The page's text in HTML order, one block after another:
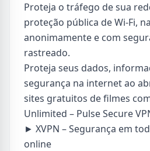
Proteja o tráfego de sua
proteção pública de Wi-Fi,
anonimamente e com
rastreado.
Proteja seus dados,
segurança na internet ao
sites gratuitos de filmes
Unlimited – Pulse Secure
► XVPN – Segurança em
online